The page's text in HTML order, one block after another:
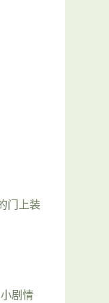
门上装
剧情